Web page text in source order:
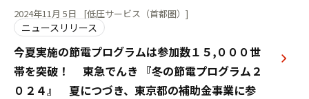
今夏実施の節電プログラムは参加数１５,０００世
帯を突破！ 東急でんき 『冬の節電プログラム２
０２４』 夏につづき、東京都の補助金事業に参
2024年11月 5日 [低圧サービス（首都圏）]
ニュースリリース